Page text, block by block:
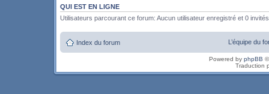
QUI EST EN LIGNE
Utilisateurs parcourant ce forum: Aucun utilisateur enregistré et 0 invités
Index du forum L’équipe du
Powered by phpBB
Traduction